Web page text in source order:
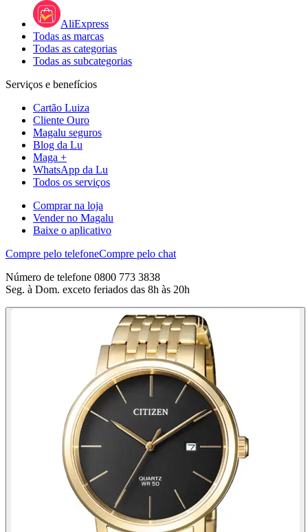
AliExpress
Todas as marcas
Todas as categorias
Todas as subcategorias
Serviços e benefícios
Cartão Luiza
Cliente Ouro
Magalu seguros
Blog da Lu
Maga +
WhatsApp da Lu
Todos os serviços
Comprar na loja
Vender no Magalu
Baixe o aplicativo
Compre pelo telefoneCompre pelo chat
Número de telefone 0800 773 3838
Seg. à Dom. exceto feriados das 8h às 20h